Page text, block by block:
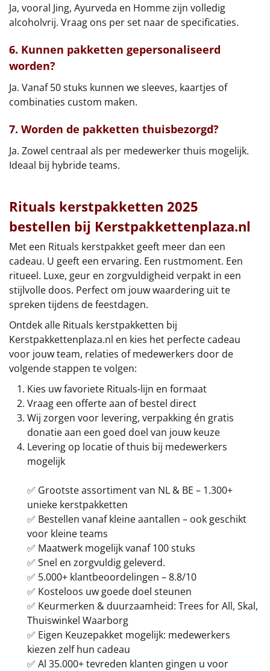
Ja, vooral Jing, Ayurveda en Homme zijn volledig
alcoholvrij. Vraag ons per set naar de specificaties.
6. Kunnen pakketten gepersonaliseerd
worden?
Ja. Vanaf 50 stuks kunnen we sleeves, kaartjes of
combinaties custom maken.
7. Worden de pakketten thuisbezorgd?
Ja. Zowel centraal als per medewerker thuis mogelijk.
Ideaal bij hybride teams.
Rituals kerstpakketten 2025
bestellen bij Kerstpakkettenplaza.nl
Met een Rituals kerstpakket geeft meer dan een
cadeau. U geeft een ervaring. Een rustmoment. Een
ritueel. Luxe, geur en zorgvuldigheid verpakt in een
stijlvolle doos. Perfect om jouw waardering uit te
spreken tijdens de feestdagen.
Ontdek alle Rituals kerstpakketten bij
Kerstpakkettenplaza.nl en kies het perfecte cadeau
voor jouw team, relaties of medewerkers door de
volgende stappen te volgen:
Kies uw favoriete Rituals-lijn en formaat
Vraag een offerte aan of bestel direct
Wij zorgen voor levering, verpakking én gratis
donatie aan een goed doel van jouw keuze
Levering op locatie of thuis bij medewerkers
mogelijk
✅ Grootste assortiment van NL & BE – 1.300+
unieke kerstpakketten
✅ Bestellen vanaf kleine aantallen – ook geschikt
voor kleine teams
✅ Maatwerk mogelijk vanaf 100 stuks
✅ Snel en zorgvuldig geleverd.
✅ 5.000+ klantbeoordelingen – 8.8/10
✅ Kosteloos uw goede doel steunen
✅ Keurmerken & duurzaamheid: Trees for All, Skal,
Thuiswinkel Waarborg
✅ Eigen Keuzepakket mogelijk: medewerkers
kiezen zelf hun cadeau
✅ Al 35.000+ tevreden klanten gingen u voor